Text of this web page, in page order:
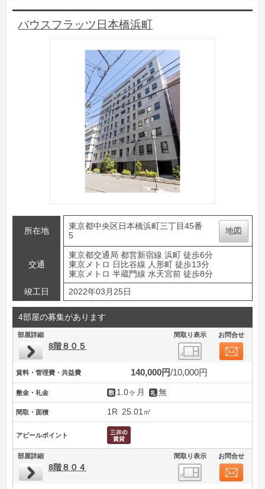
バウスフラッツ日本橋浜町
所在地
東京都中央区日本橋浜町三丁目45番
5
地図
交通
東京都交通局 都営新宿線 浜町 徒歩6分
東京メトロ 日比谷線 人形町 徒歩13分
東京メトロ 半蔵門線 水天宮前 徒歩8分
竣工日
2022年03月25日
4部屋の募集があります
部屋詳細 間取り表示 お問合せ
8階８０５
賃料・管理費・共益費 140,000円 10,000円
敷金・礼金 1.0ヶ月 無
間取・面積 1R 25.01㎡
アピールポイント
部屋詳細 間取り表示 お問合せ
8階８０４